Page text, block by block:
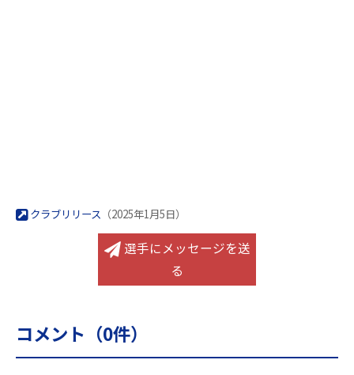
クラブリリース （2025年1月5日）
選手にメッセージを送
る
コメント（0件）